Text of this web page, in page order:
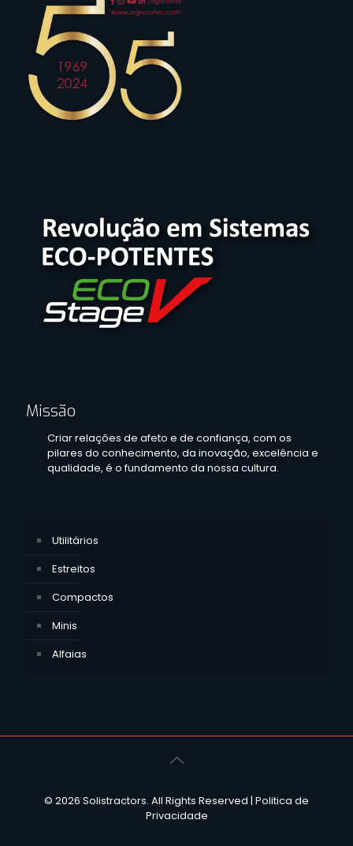
Missão
Criar relações de afeto e de confiança, com os
pilares do conhecimento, da inovação, excelência e
qualidade, é o fundamento da nossa cultura.
Utilitários
Estreitos
Compactos
Minis
Alfaias
© 2026 Solistractors. All Rights Reserved | Politica de
Privacidade